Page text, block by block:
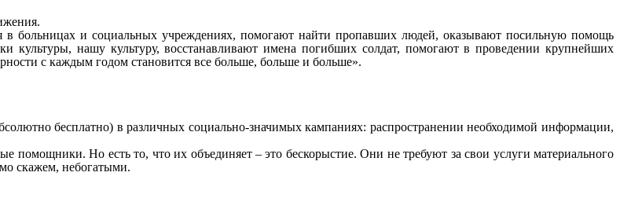
в больницах и социальных учреждениях, помогают найти пропавших людей, оказывают посильную помощь
культуры, нашу культуру, восстанавливают имена погибших солдат, помогают в проведении крупнейших
с каждым годом становится все больше, больше и больше».
бесплатно) в различных социально-значимых кампаниях: распространении необходимой информации,
помощники. Но есть то, что их объединяет – это бескорыстие. Они не требуют за свои услуги материального
скажем, небогатыми.